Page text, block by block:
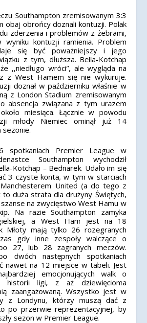
Southampton zremisowanym 3:3
obaj obrońcy doznali kontuzji. Polak
zderzenia i problemów z żebrami,
wyniku kontuzji ramienia. Problem
się być poważniejszy i jego
z tym, dłuższa. Bella-Kotchap
,,niedługo wróci”, ale wygląda na
z West Hamem się nie wykuruje.
doznał w październiku właśnie w
z London Stadium zremisowanym
absencja związana z tym urazem
miesiąca. Łącznie w powodu
młody Niemiec ominął już 14
spotkaniach Premier League w
Southampton wychodził
Kotchap – Bednarek. Udało im się
3 czyste konta, w tym w starciach
United (a do tego z
to duża strata dla drużyny Świętych,
na zwycięstwo West Hamu w
Na razie Southampton zamyka
a West Ham jest na 18
Młoty mają tylko 26 rozegranych
gdy inne zespoły walczące o
27, lub 28 zagranych meczów.
dwóch następnych spotkaniach
nawet na 12 miejsce w tabeli. Jest
emocjonujących walk o
historii ligi, z aż dziewięcioma
zaangażowaną. Wszystko jest w
z Londynu, którzy muszą dać z
po przerwie reprezentacyjnej, by
sezon w Premier League.